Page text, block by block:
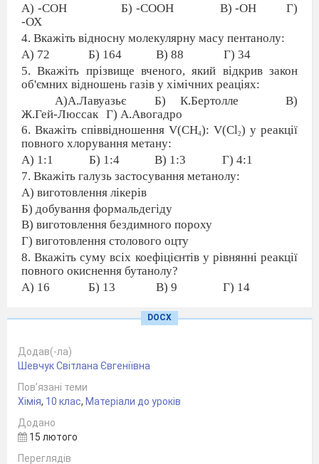
А) -СОН
Б) -СООН В) -ОН
Г)
-ОХ
4. Вкажіть відносну молекулярну масу пентанолу:
А) 72
Б) 164 В) 88
Г) 34
5. Вкажіть прізвище вченого, який відкрив закон
об'ємних відношень газів у хімічних реаціях:
А)А.Лавуазьє
Б) К.Бертолле
В)
Ж.Гей-Люссак Г) А.Авогадро
6. Вкажіть співвідношення V(CH4): V(Cl2) у реакції
повного хлорування метану:
А) 1:1
Б) 1:4 В) 1:3
Г) 4:1
7. Вкажіть галузь застосування метанолу:
А) виготовлення лікерів
Б) добування формальдегіду
В) виготовлення бездимного пороху
Г) виготовлення столового оцту
8. Вкажіть суму всіх коефіцієнтів у рівнянні реакції
повного окиснення бутанолу?
А) 16
Б) 13 В) 9 Г) 14
9. Вкажіть мономер, який використовується для
А) етан
ацетилен
Г) пропілен
10. Вкажіть, як називається властивість полімеру не
змочуватися водою і не пропускати її:
А) гідрофобність
Г) гідроліз
DOCX
Додав(-ла)
Шевчук Світлана Євгеніївна
Пов’язані теми
Хімія, 10 клас, Матеріали до уроків
Додано
15 лютого
Переглядів